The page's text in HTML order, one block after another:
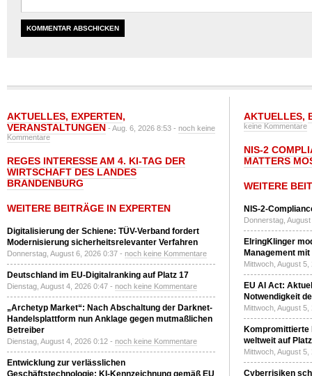
AKTUELLES, EXPERTEN,
VERANSTALTUNGEN - Aug. 6, 2026 8:53 - noch keine
Kommentare
REGES INTERESSE AM 4. KI-TAG DER
WIRTSCHAFT DES LANDES
BRANDENBURG
WEITERE BEITRÄGE IN EXPERTEN
Digitalisierung der Schiene: TÜV-Verband fordert
Modernisierung sicherheitsrelevanter Verfahren
Donnerstag, August 6, 2026 0:37 - noch keine Kommentare
Deutschland im EU-Digitalranking auf Platz 17
Dienstag, August 4, 2026 0:47 - noch keine Kommentare
„Archetyp Market“: Nach Abschaltung der Darknet-
Handelsplattform nun Anklage gegen mutmaßlichen
Betreiber
Dienstag, August 4, 2026 0:12 - noch keine Kommentare
Entwicklung zur verlässlichen
Geschäftstechnologie: KI-Kennzeichnung gemäß EU
AKTUELLES,
keine Kommentare
NIS-2
MATTERS
WEITERE
NIS-2-
Donnerstag,
ElringKlinger
Management
Mittwoch, August
EU AI Act:
Notwendigkeit
Mittwoch, August
Kompromittierte
weltweit auf
Mittwoch, August
Cyberrisiken